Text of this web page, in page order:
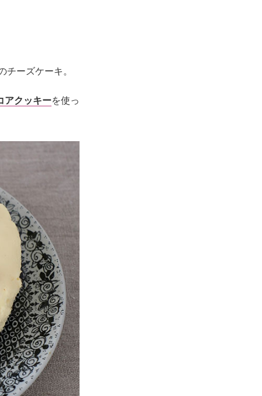
ーズケーキ。
アクッキーを使っ